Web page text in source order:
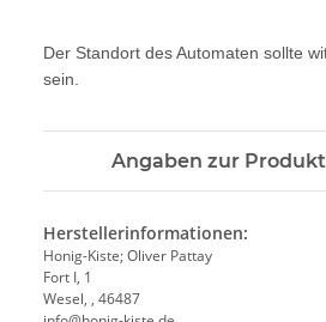
Der Standort des Automaten sollte
sein.
Angaben zur
Herstellerinformationen:
Honig-Kiste; Oliver Pattay
Fort I, 1
Wesel, , 46487